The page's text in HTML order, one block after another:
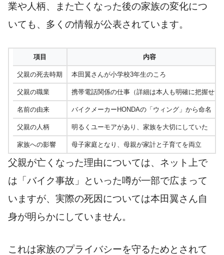
業や人柄、また亡くなった後の家族の変化につ
いても、多くの情報が公表されています。
項目 内容
父親の死去時期 本田翼さんが小学校3年生のころ
父親の職業 携帯電話関係の仕事（詳細は本人も明確に把握せず
名前の由来 バイクメーカーHONDAの「ウィング」から命名
父親の人柄 明るくユーモアがあり、家族を大切にしていた
家族への影響 母子家庭となり、母親が家計と子育てを両立
父親が亡くなった理由については、ネット上で
は「バイク事故」といった噂が一部で広まって
いますが、実際の死因については本田翼さん自
身が明らかにしていません。
これは家族のプライバシーを守るためとされて